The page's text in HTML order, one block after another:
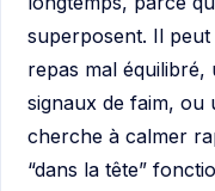
superposent. Il
repas mal équilibré,
signaux de faim, ou
cherche à calmer
“dans la tête”